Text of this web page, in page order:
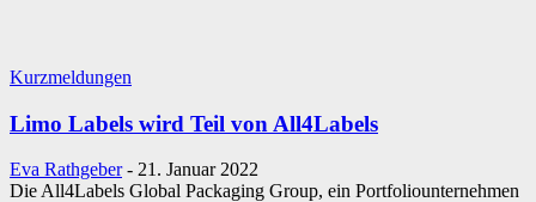
Kurzmeldungen
Limo Labels wird Teil von All4Labels
Eva Rathgeber - 21. Januar 2022
Die All4Labels Global Packaging Group, ein Portfoliounternehmen